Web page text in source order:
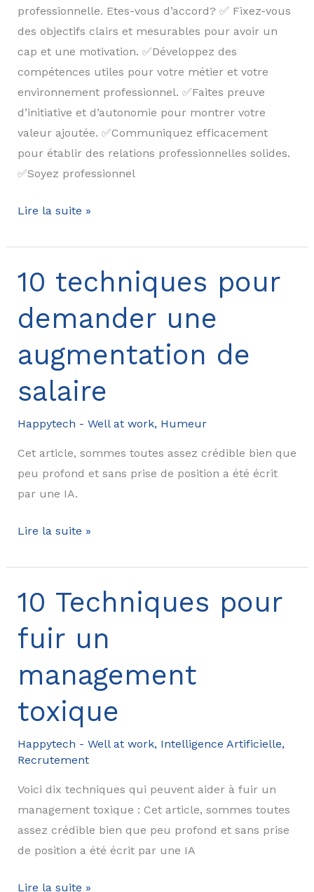
temps
d’inverser
la
donne!
professionnelle. Etes-vous d’accord? ✅ Fixez-vous
des objectifs clairs et mesurables pour avoir un
cap et une motivation. ✅Développez des
compétences utiles pour votre métier et votre
environnement professionnel. ✅Faites preuve
d’initiative et d’autonomie pour montrer votre
valeur ajoutée. ✅Communiquez efficacement
pour établir des relations professionnelles solides.
✅Soyez professionnel
Avez
loupé
votre
vie
professionnelle?
Lire la suite »
10 techniques pour
demander une
augmentation de
salaire
Happytech - Well at work, Humeur
Cet article, sommes toutes assez crédible bien que
peu profond et sans prise de position a été écrit
par une IA.
10
pour
demander
une
augmentation
de
salaire
Lire la suite »
10 Techniques pour
fuir un
management
toxique
Happytech - Well at work, Intelligence Artificielle,
Recrutement
Voici dix techniques qui peuvent aider à fuir un
management toxique : Cet article, sommes toutes
assez crédible bien que peu profond et sans prise
de position a été écrit par une IA
10
Lire la suite »